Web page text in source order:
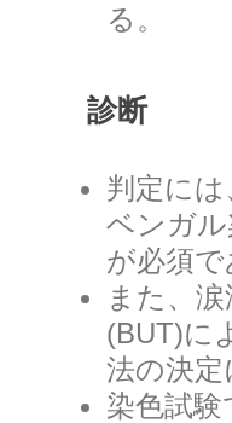
る。
診断
判定に
ベンガル
が必須
また、
(BUT)に
法の決
染色試